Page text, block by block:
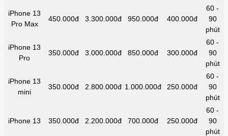
iPhone 13
Pro Max
450.000đ 3.300.000đ 950.000đ 400.000đ
60 -
90
phút
iPhone 13
Pro
350.000đ 3.000.000đ 850.000đ 300.000đ
60 -
90
phút
iPhone 13
mini
350.000đ 2.800.000đ 1.000.000đ 250.000đ
60 -
90
phút
iPhone 13 350.000đ 2.200.000đ 700.000đ 250.000đ
60 -
90
phút